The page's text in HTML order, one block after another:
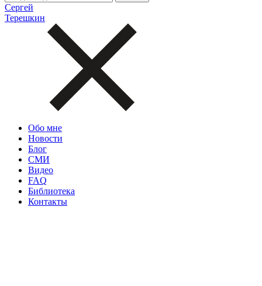
Сергей
Терешкин
Обо мне
Новости
Блог
СМИ
Видео
FAQ
Библиотека
Контакты